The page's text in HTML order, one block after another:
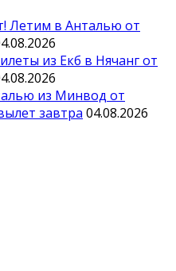
Летим в Анталью от
из Екб в Нячанг от
из Минвод от
завтра 04.08.2026